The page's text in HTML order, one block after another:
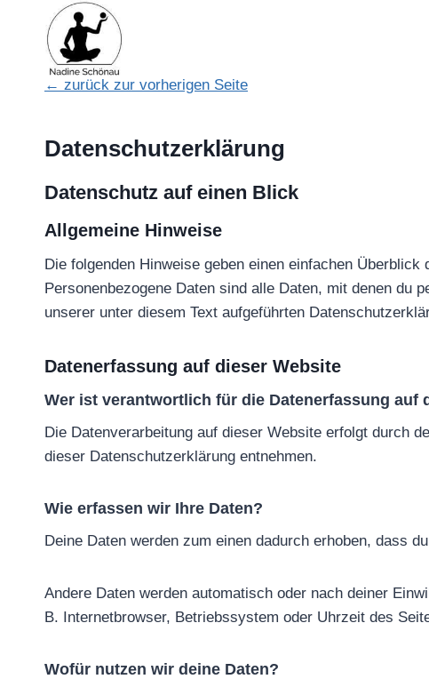
springen
← zurück zur vorherigen Seite
Datenschutzerklärung
Datenschutz auf einen Blick
Allgemeine Hinweise
Die folgenden Hinweise geben einen einfachen
Personenbezogene Daten sind alle Daten, mit denen du
unserer unter diesem Text aufgeführten
Datenerfassung auf dieser Website
Wer ist verantwortlich für die Datenerfassung auf
Die Datenverarbeitung auf dieser Website erfolgt durch
dieser Datenschutzerklärung entnehmen.
Wie erfassen wir Ihre Daten?
Deine Daten werden zum einen dadurch erhoben, dass
Andere Daten werden automatisch oder nach deiner
B. Internetbrowser, Betriebssystem oder Uhrzeit des
Wofür nutzen wir deine Daten?